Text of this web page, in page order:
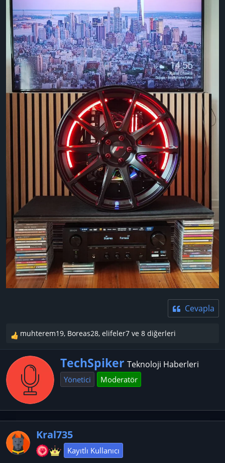
Cevapla
T
e
k
l
r
:
muhterem19, Boreas28, elifeler7 ve 8 diğerleri
Y
a
z
r
TechSpiker Teknoloji Haberleri
Yönetici Moderatör
Kral735
Kayıtlı Kullanıcı